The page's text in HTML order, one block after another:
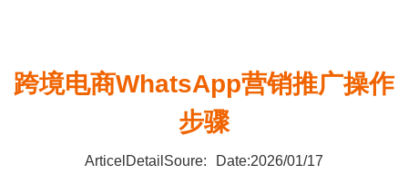
跨境电商WhatsApp营销推广操作
步骤
ArticelDetailSoure:
Date:2026/01/17